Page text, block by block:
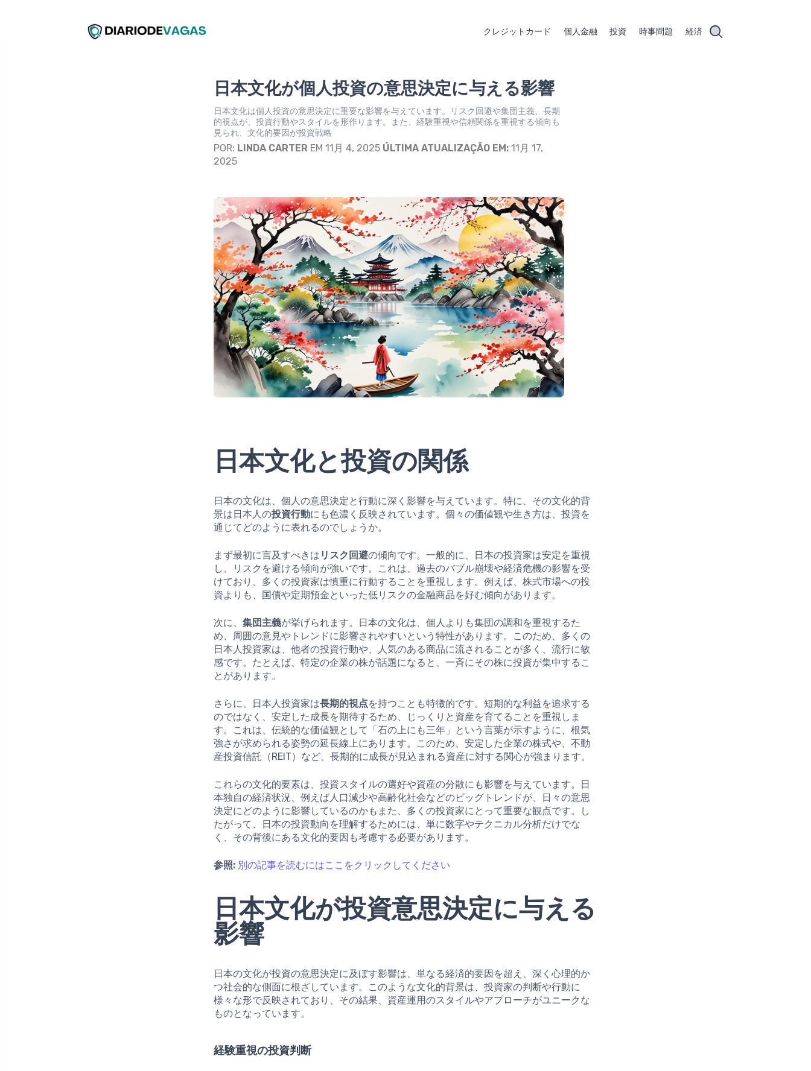
クレジットカード 個人金融 投資 時事問題 経済
日本文化が個人投資の意思決定に与える影響
日本文化は個人投資の意思決定に重要な影響を与えています。リスク回避や集団主義、長期
的視点が、投資行動やスタイルを形作ります。また、経験重視や信頼関係を重視する傾向も
見られ、文化的要因が投資戦略
POR: LINDA CARTER EM 11月 4, 2025 ÚLTIMA ATUALIZAÇÃO EM: 11月 17,
2025
日本文化と投資の関係
日本の文化は、個人の意思決定と行動に深く影響を与えています。特に、その文化的背
景は日本人の投資行動にも色濃く反映されています。個々の価値観や生き方は、投資を
通じてどのように表れるのでしょうか。
まず最初に言及すべきは リスク回避の傾向です。一般的に、日本の投資家は安定を重視
し、リスクを避ける傾向が強いです。これは、過去のバブル崩壊や経済危機の影響を受
けており、多くの投資家は慎重に行動することを重視します。例えば、株式市場への投
資よりも、国債や定期預金といった低リスクの金融商品を好む傾向があります。
次に、集団主義が挙げられます。日本の文化は、個人よりも集団の調和を重視するた
め、周囲の意見やトレンドに影響されやすいという特性があります。このため、多くの
日本人投資家は、他者の投資行動や、人気のある商品に流されることが多く、流行に敏
感です。たとえば、特定の企業の株が話題になると、一斉にその株に投資が集中するこ
とがあります。
さらに、日本人投資家は長期的視点を持つことも特徴的です。短期的な利益を追求する
のではなく、安定した成長を期待するため、じっくりと資産を育てることを重視しま
す。これは、伝統的な価値観として「石の上にも三年」という言葉が示すように、根気
強さが求められる姿勢の延長線上にあります。このため、安定した企業の株式や、不動
産投資信託（REIT）など、長期的に成長が見込まれる資産に対する関心が強まります。
これらの文化的要素は、投資スタイルの選好や資産の分散にも影響を与えています。日
本独自の経済状況、例えば人口減少や高齢化社会などのビッグトレンドが、日々の意思
決定にどのように影響しているのかもまた、多くの投資家にとって重要な観点です。し
たがって、日本の投資動向を理解するためには、単に数字やテクニカル分析だけでな
く、その背後にある文化的要因も考慮する必要があります。
参照: 別の記事を読むにはここをクリックしてください
日本文化が投資意思決定に与える
影響
日本の文化が投資の意思決定に及ぼす影響は、単なる経済的要因を超え、深く心理的か
つ社会的な側面に根ざしています。このような文化的背景は、投資家の判断や行動に
様々な形で反映されており、その結果、資産運用のスタイルやアプローチがユニークな
ものとなっています。
経験重視の投資判断